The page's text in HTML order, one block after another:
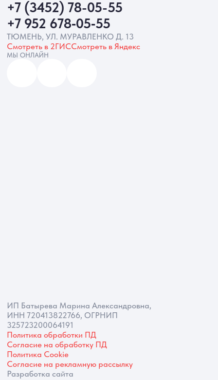
ИП Батырева Марина Александровна,
ИНН 720413822766, ОГРНИП
325723200064191
Политика обработки ПД
Согласие на обработку ПД
Политика Cookie
Согласие на рекламную рассылку